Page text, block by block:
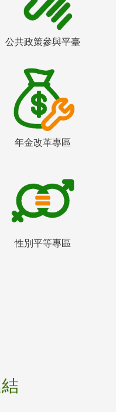
公共政策參與平臺
年金改革專區
性別平等專區